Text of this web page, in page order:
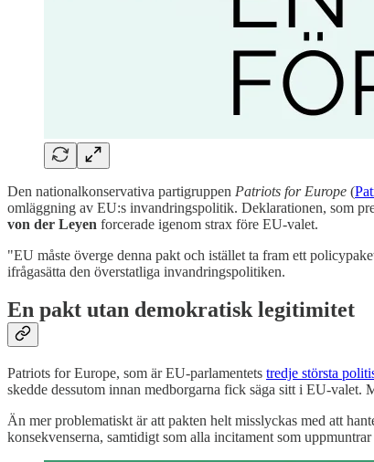
Den nationalkonservativa partigruppen Patriots for Europe (
omläggning av EU:s invandringspolitik. Deklarationen, som
von der Leyen forcerade igenom strax före EU-valet.
"EU måste överge denna pakt och istället ta fram ett
ifrågasätta den överstatliga invandringspolitiken.
En pakt utan demokratisk legitimitet
Patriots for Europe, som är EU-parlamentets tredje största
skedde dessutom innan medborgarna fick säga sitt i EU-valet.
Än mer problematiskt är att pakten helt misslyckas med att
konsekvenserna, samtidigt som alla incitament som